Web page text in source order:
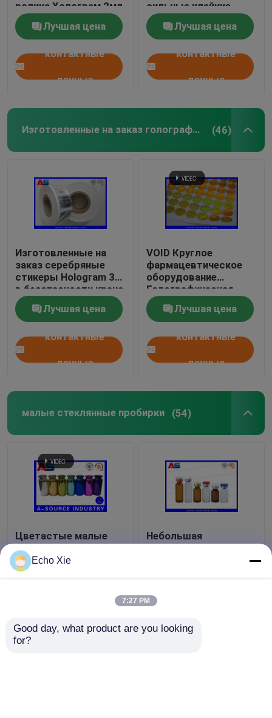
ролика Холограм 2мл
для пептидов
Лучшая цена
контактные
данные
сильные клейкие
пептиды
Фармацевтические
этикетки на флаконах
25x60 мм
Лучшая цена
контактные
данные
Изготовленные на заказ голографические стикеры (46)
Изготовленные на
заказ серебряные
стикеры Hologram 3D
в безопасности крена
неподдельной со
стикерами
безопасностью
серьезных Черных
кодексов
голографическими
Лучшая цена
контактные
данные
VOID Круглое
фармацевтическое
оборудование
Голографическая
наклейка наклейка
против фальшивых
3D голограмм
Лучшая цена
контактные
данные
малые стеклянные пробирки (54)
Цветастые малые
стеклянные выбитые
бутылки, стеклянные
бутылки пробирок
Небольшая
фармации
Echo Xie
7:27 PM
Good day, what product are you looking
for?